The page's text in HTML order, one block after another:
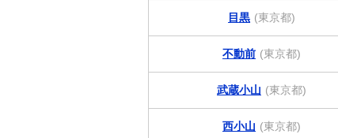
目黒 (東京都)
不動前 (東京都)
武蔵小山 (東京都)
西小山 (東京都)